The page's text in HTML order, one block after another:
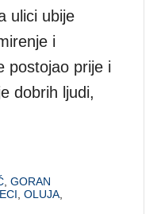
ulici ubije
i
postojao prije i
dobrih ljudi,
,GORAN
,OLUJA